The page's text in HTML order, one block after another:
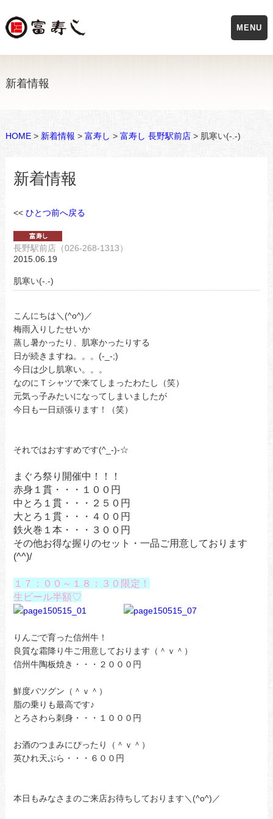
新着情報
HOME> 新着情報 > 富寿し > 富寿し 長野駅前店> 肌寒い(-.-)
新着情報
<< ひとつ前へ戻る
長野駅前店（026-268-1313）
2015.06.19
肌寒い(-.-)
こんにちは＼(^o^)／
梅雨入りしたせいか
蒸し暑かったり、肌寒かったりする
日が続きますね。。。(-_-;)
今日は少し肌寒い。。。
なのにＴシャツで来てしまったわたし（笑）
元気っ子みたいになってしまいましたが
今日も一日頑張ります！（笑）
それではおすすめです(^_-)-☆
まぐろ祭り開催中！！！
赤身１貫・・・１００円
中とろ１貫・・・２５０円
大とろ１貫・・・４００円
鉄火巻１本・・・３００円
その他お得な握りのセット・一品ご用意しております
(^^)/
１７：００～１８：３０限定！
生ビール半額♡
りんごで育った信州牛！
良質な霜降り牛ご用意しております（＾ｖ＾）
信州牛陶板焼き・・・２０００円
鮮度バツグン（＾ｖ＾）
脂の乗りも最高です♪
とろさわら刺身・・・１０００円
お酒のつまみにぴったり（＾ｖ＾）
英ひれ天ぷら・・・６００円
本日もみなさまのご来店お待ちしております＼(^o^)／
MENU